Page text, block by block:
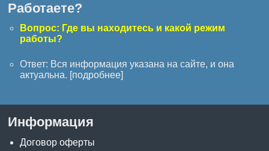
Работаете?
Вопрос: Где вы находитесь и какой режим
работы?
Ответ: Вся информация указана на сайте, и она
актуальна. [подробнее]
Информация
Договор оферты